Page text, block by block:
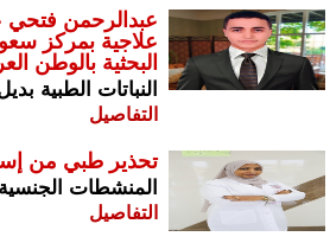
عبدالرحمن فتحي
علاجية بمركز
البحثية بالوطن
النباتات الطبية
التفاصيل
تحذير طبي من
المنشطات
التفاصيل